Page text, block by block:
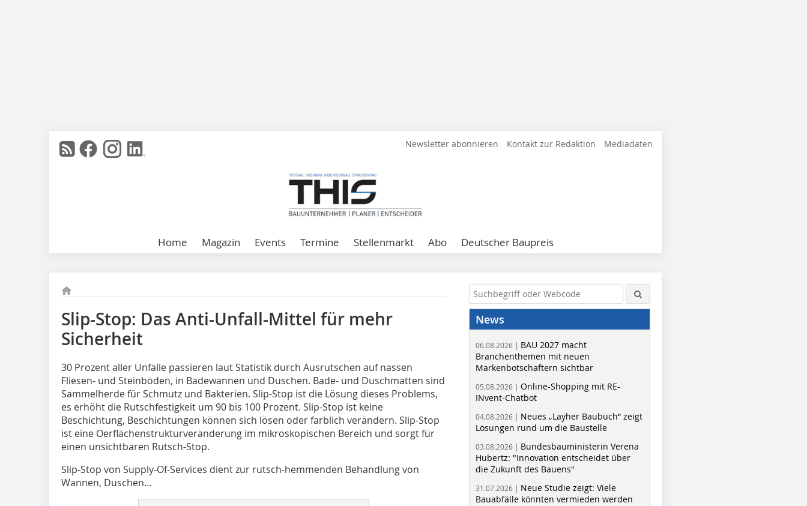
Newsletter abonnieren Kontakt zur Redaktion Mediadaten
Home Magazin Events Termine Stellenmarkt Abo Deutscher Baupreis
Slip-Stop: Das Anti-Unfall-Mittel für mehr
Sicherheit
30 Prozent aller Unfälle passieren laut Statistik durch Ausrutschen auf nassen
Fliesen- und Steinböden, in Badewannen und Duschen. Bade- und Duschmatten sind
Sammelherde für Schmutz und Bakterien. Slip-Stop ist die Lösung dieses Problems,
es erhöht die Rutschfestigkeit um 90 bis 100 Prozent. Slip-Stop ist keine
Beschichtung, Beschichtungen können sich lösen oder farblich verändern. Slip-Stop
ist eine Oerflächenstrukturveränderung im mikroskopischen Bereich und sorgt für
einen unsichtbaren Rutsch-Stop.
Slip-Stop von Supply-Of-Services dient zur rutsch-hemmenden Behandlung von
Wannen, Duschen...
News
06.08.2026 | BAU 2027 macht
Branchenthemen mit neuen
Markenbotschaftern sichtbar
05.08.2026 | Online-Shopping mit RE-
INvent-Chatbot
04.08.2026 | Neues „Layher Baubuch“ zeigt
Lösungen rund um die Baustelle
03.08.2026 | Bundesbauministerin Verena
Hubertz: "Innovation entscheidet über
die Zukunft des Bauens"
31.07.2026 | Neue Studie zeigt: Viele
Bauabfälle könnten vermieden werden